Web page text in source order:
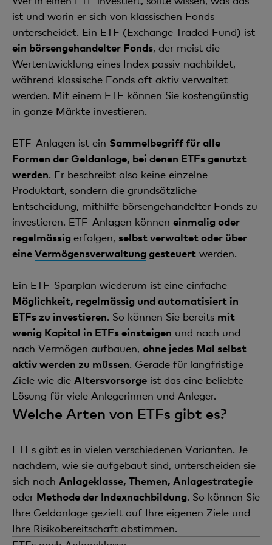
ist und worin er sich von klassischen Fonds
unterscheidet. Ein ETF (Exchange Traded Fund) ist
ein börsengehandelter Fonds, der meist die
Wertentwicklung eines Index passiv nachbildet,
während klassische Fonds oft aktiv verwaltet
werden. Mit einem ETF können Sie kostengünstig
in ganze Märkte investieren.
ETF-Anlagen ist ein Sammelbegriff für alle
Formen der Geldanlage, bei denen ETFs genutzt
werden. Er beschreibt also keine einzelne
Produktart, sondern die grundsätzliche
Entscheidung, mithilfe börsengehandelter Fonds zu
investieren. ETF-Anlagen können einmalig oder
regelmässig erfolgen, selbst verwaltet oder über
eineVermögensverwaltung gesteuert werden.
Ein ETF-Sparplan wiederum ist eine einfache
Möglichkeit, regelmässig und automatisiert in
ETFs zu investieren. So können Sie bereits mit
wenig Kapital in ETFs einsteigen und nach und
nach Vermögen aufbauen, ohne jedes Mal selbst
aktiv werden zu müssen. Gerade für langfristige
Ziele wie die Altersvorsorge ist das eine beliebte
Lösung für viele Anlegerinnen und Anleger.
Welche Arten von ETFs gibt es?
ETFs gibt es in vielen verschiedenen Varianten. Je
nachdem, wie sie aufgebaut sind, unterscheiden sie
sich nach Anlageklasse, Themen, Anlagestrategie
oder Methode der Indexnachbildung. So können Sie
Ihre Geldanlage gezielt auf Ihre eigenen Ziele und
Ihre Risikobereitschaft abstimmen.